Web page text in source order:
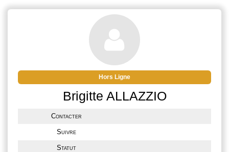
Google Play Store !
Hors Ligne
Brigitte ALLAZZIO
Contacter
Suivre
Statut